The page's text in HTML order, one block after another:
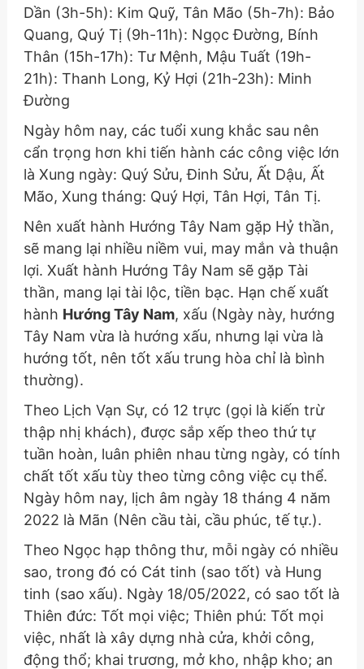
Dần (3h-5h): Kim Quỹ, Tân Mão (5h-7h): Bảo
Quang, Quý Tị (9h-11h): Ngọc Đường, Bính
Thân (15h-17h): Tư Mệnh, Mậu Tuất (19h-
21h): Thanh Long, Kỷ Hợi (21h-23h): Minh
Đường
Ngày hôm nay, các tuổi xung khắc sau nên
cẩn trọng hơn khi tiến hành các công việc lớn
là Xung ngày: Quý Sửu, Đinh Sửu, Ất Dậu, Ất
Mão, Xung tháng: Quý Hợi, Tân Hợi, Tân Tị.
Nên xuất hành Hướng Tây Nam gặp Hỷ thần,
sẽ mang lại nhiều niềm vui, may mắn và thuận
lợi. Xuất hành Hướng Tây Nam sẽ gặp Tài
thần, mang lại tài lộc, tiền bạc. Hạn chế xuất
hành Hướng Tây Nam, xấu (Ngày này, hướng
Tây Nam vừa là hướng xấu, nhưng lại vừa là
hướng tốt, nên tốt xấu trung hòa chỉ là bình
thường).
Theo Lịch Vạn Sự, có 12 trực (gọi là kiến trừ
thập nhị khách), được sắp xếp theo thứ tự
tuần hoàn, luân phiên nhau từng ngày, có tính
chất tốt xấu tùy theo từng công việc cụ thể.
Ngày hôm nay, lịch âm ngày 18 tháng 4 năm
2022 là Mãn (Nên cầu tài, cầu phúc, tế tự.).
Theo Ngọc hạp thông thư, mỗi ngày có nhiều
sao, trong đó có Cát tinh (sao tốt) và Hung
tinh (sao xấu). Ngày 18/05/2022, có sao tốt là
Thiên đức: Tốt mọi việc; Thiên phú: Tốt mọi
việc, nhất là xây dựng nhà cửa, khởi công,
động thổ; khai trương, mở kho, nhập kho; an